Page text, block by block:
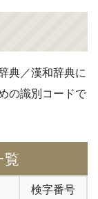
典／漢和辞典に
の識別コードで
覧
検字番号